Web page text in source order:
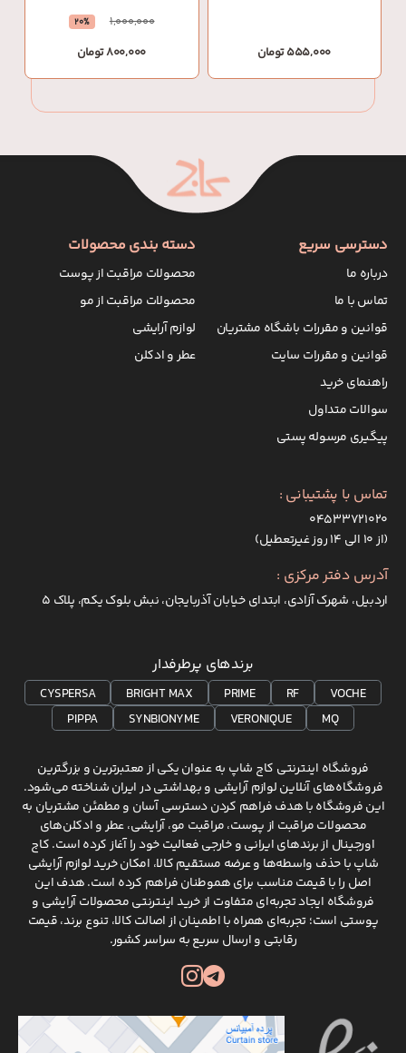
555,000 تومان
1,000,000
20%
800,000 تومان
دسترسی سریع
درباره ما
تماس با ما
قوانین و مقررات باشگاه مشتریان
قوانین و مقررات سایت
راهنمای خرید
سوالات متداول
پیگیری مرسوله پستی
دسته بندی محصولات
محصولات مراقبت از پوست
محصولات مراقبت از مو
لوازم آرایشی
عطر و ادکلن
تماس با پشتیبانی :
۰۴۵۳۳۷۲۱۰۲۰
(از ۱۰ الی ۱۴ روز غیرتعطیل)
آدرس دفتر مرکزی :
اردبیل، شهرک آزادی، ابتدای خیابان آذربایجان، نبش بلوک یکم، پلاک 5
برندهای پرطرفدار
VOCHE
RF
PRIME
BRIGHT MAX
CYSPERSA
MQ
VERONIQUE
SYNBIONYME
PIPPA
فروشگاه اینترنتی کاج شاپ به عنوان یکی از معتبرترین و بزرگترین
فروشگاه‌های آنلاین لوازم آرایشی و بهداشتی در ایران شناخته می‌شود.
این فروشگاه با هدف فراهم کردن دسترسی آسان و مطمئن مشتریان به
محصولات مراقبت از پوست، مراقبت مو، آرایشی، عطر و ادکلن‌های
اورجینال از برندهای ایرانی و خارجی فعالیت خود را آغاز کرده است. کاج
شاپ با حذف واسطه‌ها و عرضه مستقیم کالا، امکان خرید لوازم آرایشی
اصل را با قیمت مناسب برای هموطنان فراهم کرده است. هدف این
فروشگاه ایجاد تجربه‌ای متفاوت از خرید اینترنتی محصولات آرایشی و
پوستی است؛ تجربه‌ای همراه با اطمینان از اصالت کالا، تنوع برند، قیمت
رقابتی و ارسال سریع به سراسر کشور.